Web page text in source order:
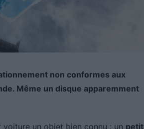
non conformes aux
Même un disque apparemment
un objet bien connu : un petit